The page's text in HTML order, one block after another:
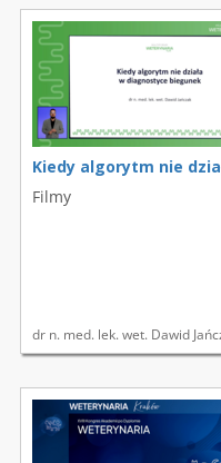
Kiedy algorytm nie
Filmy
dr n. med. lek. wet. Dawid